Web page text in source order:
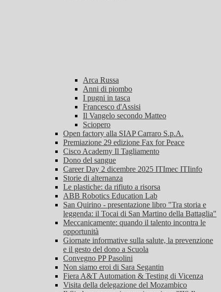
Arca Russa
Anni di piombo
I pugni in tasca
Francesco d'Assisi
Il Vangelo secondo Matteo
Sciopero
Open factory alla SIAP Carraro S.p.A.
Premiazione 29 edizione Fax for Peace
Cisco Academy Il Tagliamento
Dono del sangue
Career Day 2 dicembre 2025 ITImec ITIinfo
Storie di alternanza
Le plastiche: da rifiuto a risorsa
ABB Robotics Education Lab
San Quirino - presentazione libro "Tra storia e
leggenda: il Tocai di San Martino della Battaglia"
Meccanicamente: quando il talento incontra le
opportunità
Giornate informative sulla salute, la prevenzione
e il gesto del dono a Scuola
Convegno PP Pasolini
Non siamo eroi di Sara Segantin
Fiera A&T Automation & Testing di Vicenza
Visita della delegazione del Mozambico